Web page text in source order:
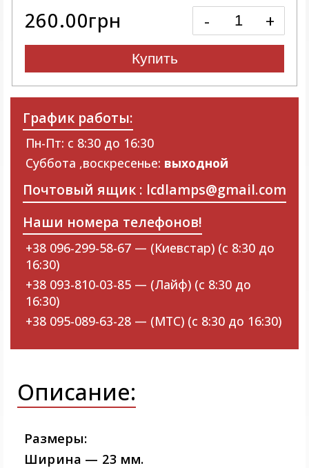
Описание:
Размеры:
Ширина — 23 мм.
260.00грн - +
Купить
График работы:
Пн-Пт: с 8:30 до 16:30
Суббота ,воскресенье: выходной
Почтовый ящик : lcdlamps@gmail.com
Наши номера телефонов!
+38 096-299-58-67 — (Киевстар) (с 8:30 до
16:30)
+38 093-810-03-85 — (Лайф) (с 8:30 до
16:30)
+38 095-089-63-28 — (МТС) (с 8:30 до 16:30)